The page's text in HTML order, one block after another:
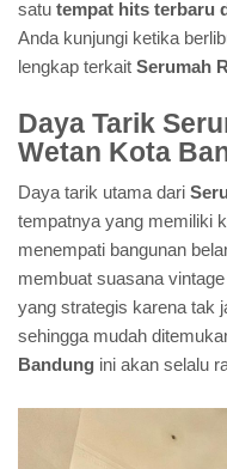
satu tempat hits terbaru
Anda kunjungi ketika
lengkap terkait Serumah
Daya Tarik
Wetan Kota
Daya tarik utama dari
tempatnya yang memiliki
menempati bangunan
membuat suasana
yang strategis karena tak
sehingga mudah
Bandung ini akan selalu